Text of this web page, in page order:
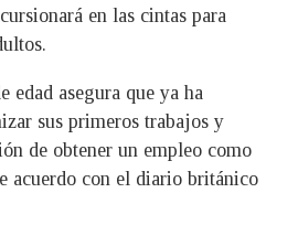
en las cintas para
edad asegura que ya ha
sus primeros trabajos y
de obtener un empleo como
acuerdo con el diario británico